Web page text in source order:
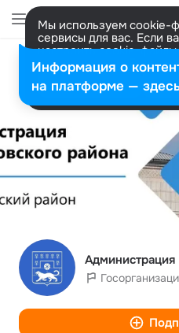
Мы используем cookie-
сервисы для вас. Если
настроить cookie-
представитель. Больше
Разрешить все
Администрация
Информация о
на платформе —